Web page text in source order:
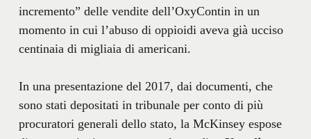
incremento” delle vendite dell’OxyContin in un
momento in cui l’abuso di oppioidi aveva già ucciso
centinaia di migliaia di americani.
In una presentazione del 2017, dai documenti, che
sono stati depositati in tribunale per conto di più
procuratori generali dello stato, la McKinsey espose